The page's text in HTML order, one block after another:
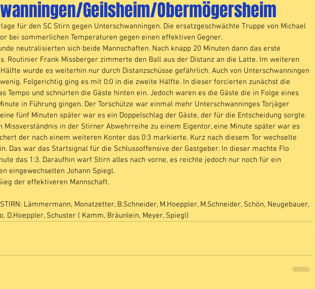
Geilsheim/Obermögersheim
für den SC Stirn gegen Unterschwanningen. Die ersatzgeschwächte Truppe von Michael
bei sommerlichen Temperaturen gegen einen effektiven Gegner.
neutralisierten sich beide Mannschaften. Nach knapp 20 Minuten dann das erste
Routinier Frank Missberger zimmerte den Ball aus der Distanz an die Latte. Im weiteren
wurde es weiterhin nur durch Distanzschüsse gefährlich. Auch von Unterschwanningen
Folgerichtig ging es mit 0:0 in die zweite Hälfte. In dieser forcierten zunächst die
Tempo und schnürten die Gäste hinten ein. Jedoch waren es die Gäste die in Folge eines
in Führung gingen. Der Torschütze war einmal mehr Unterschwanninges Torjäger
fünf Minuten später war es ein Doppelschlag der Gäste, der für die Entscheidung sorgte.
Missverständnis in der Stirner Abwehrreihe zu einem Eigentor, eine Minute später war es
der nach einem weiteren Konter das 0:3 markierte. Kurz nach diesem Tor wechselte
Das war das Startsignal für die Schlussoffensive der Gastgeber. In dieser machte Flo
das 1:3. Daraufhin warf Stirn alles nach vorne, es reichte jedoch nur noch für ein
eingewechselten Johann Spiegl.
der effektiveren Mannschaft.
STIRN: Lämmermann, Monatzetter, B.Schneider, M.Hoeppler, M.Schneider, Schön, Neugebauer,
D.Hoeppler, Schuster ( Kamm, Bräunlein, Meyer, Spiegl)